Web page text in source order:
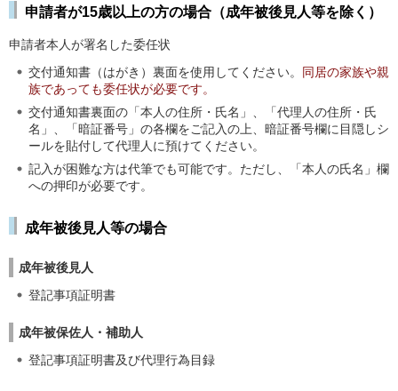
申請者が15歳以上の方の場合（成年被後見人等を除く）
申請者本人が署名した委任状
交付通知書（はがき）裏面を使用してください。 同居の家族や親
族であっても委任状が必要です。
交付通知書裏面の「本人の住所・氏名」、「代理人の住所・氏
名」、「暗証番号」の各欄をご記入の上、暗証番号欄に目隠しシ
ールを貼付して代理人に預けてください。
記入が困難な方は代筆でも可能です。ただし、「本人の氏名」欄
への押印が必要です。
成年被後見人等の場合
成年被後見人
登記事項証明書
成年被保佐人・補助人
登記事項証明書及び代理行為目録